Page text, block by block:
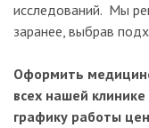
исследований. Мы
заранее, выбрав
Оформить
всех нашей
графику работы